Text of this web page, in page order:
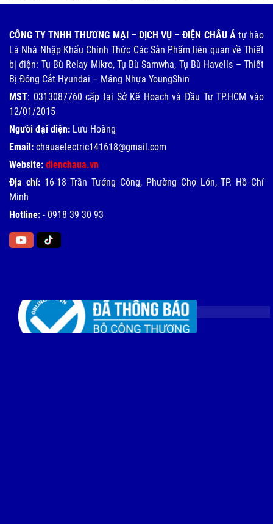
CÔNG TY TNHH THƯƠNG MẠI – DỊCH VỤ – ĐIỆN CHÂU Á tự hào
Là Nhà Nhập Khẩu Chính Thức Các Sản Phẩm liên quan về Thiết
bị điện: Tụ Bù Relay Mikro, Tụ Bù Samwha, Tụ Bù Havells – Thiết
Bị Đóng Cắt Hyundai – Máng Nhựa YoungShin
MST: 0313087760 cấp tại Sở Kế Hoạch và Đầu Tư TP.HCM vào
12/01/2015
Người đại diện: Lưu Hoàng
Email: chauaelectric141618@gmail.com
Website: dienchaua.vn
Địa chỉ: 16-18 Trần Tướng Công, Phường Chợ Lớn, TP. Hồ Chí
Minh
Hotline: - 0918 39 30 93